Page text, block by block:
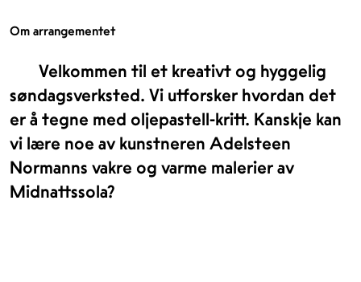
Om arrangementet
Velkommen til et kreativt og hyggelig
søndagsverksted. Vi utforsker hvordan det
er å tegne med oljepastell-kritt. Kanskje kan
vi lære noe av kunstneren Adelsteen
Normanns vakre og varme malerier av
Midnattssola?